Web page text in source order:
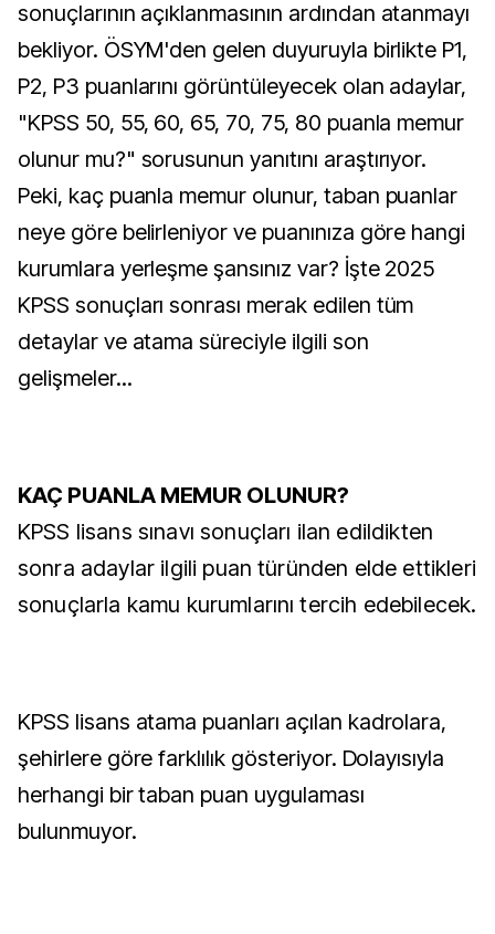
sonuçlarının açıklanmasının ardından atanmayı
bekliyor. ÖSYM'den gelen duyuruyla birlikte P1,
P2, P3 puanlarını görüntüleyecek olan adaylar,
"KPSS 50, 55, 60, 65, 70, 75, 80 puanla memur
olunur mu?" sorusunun yanıtını araştırıyor.
Peki, kaç puanla memur olunur, taban puanlar
neye göre belirleniyor ve puanınıza göre hangi
kurumlara yerleşme şansınız var? İşte 2025
KPSS sonuçları sonrası merak edilen tüm
detaylar ve atama süreciyle ilgili son
gelişmeler...
KAÇ PUANLA MEMUR OLUNUR?
KPSS lisans sınavı sonuçları ilan edildikten
sonra adaylar ilgili puan türünden elde ettikleri
sonuçlarla kamu kurumlarını tercih edebilecek.
KPSS lisans atama puanları açılan kadrolara,
şehirlere göre farklılık gösteriyor. Dolayısıyla
herhangi bir taban puan uygulaması
bulunmuyor.